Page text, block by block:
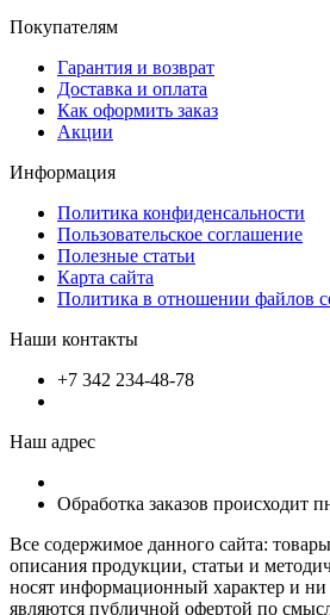
Покупателям
Гарантия и возврат
Доставка и оплата
Как оформить заказ
Акции
Информация
Политика конфиденсальности
Пользовательское соглашение
Полезные статьи
Карта сайта
Политика в отношении файлов
Наши контакты
+7 342 234-48-78
Наш адрес
Обработка заказов происходит
Все содержимое данного сайта:
описания продукции, статьи и
носят информационный характер и
являются публичной офертой по